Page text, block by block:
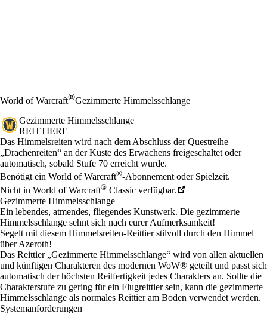
World of Warcraft®Gezimmerte Himmelsschlange
Gezimmerte Himmelsschlange
REITTIERE
Preis
Available actions
Das Himmelsreiten wird nach dem Abschluss der Questreihe
„Drachenreiten“ an der Küste des Erwachens freigeschaltet oder
automatisch, sobald Stufe 70 erreicht wurde.
Benötigt ein World of Warcraft®-Abonnement oder Spielzeit.
Nicht in World of Warcraft® Classic verfügbar.
Gezimmerte Himmelsschlange
Ein lebendes, atmendes, fliegendes Kunstwerk. Die gezimmerte
Himmelsschlange sehnt sich nach eurer Aufmerksamkeit!
Segelt mit diesem Himmelsreiten-Reittier stilvoll durch den Himmel
über Azeroth!
Das Reittier „Gezimmerte Himmelsschlange“ wird von allen aktuellen
und künftigen Charakteren des modernen WoW® geteilt und passt sich
automatisch der höchsten Reitfertigkeit jedes Charakters an. Sollte die
Charakterstufe zu gering für ein Flugreittier sein, kann die gezimmerte
Himmelsschlange als normales Reittier am Boden verwendet werden.
Systemanforderungen